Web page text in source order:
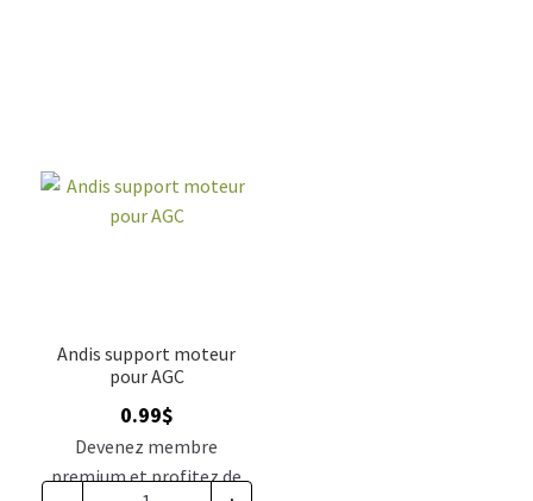
Andis support moteur
pour AGC
0.99$
Devenez membre
premium et profitez de